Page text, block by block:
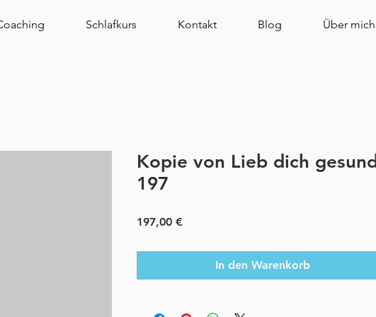
Schlafkurs Kontakt Blog Über mich
Kopie von Lieb dich gesund
197
197,00 €
In den Warenkorb